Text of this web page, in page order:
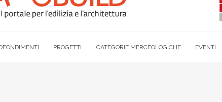
PROGETTI CATEGORIE MERCEOLOGICHE EVENTI